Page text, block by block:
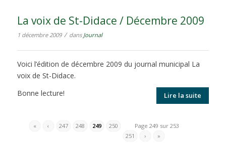
La voix de St-Didace / Décembre 2009
1 décembre 2009 / dans Journal
Voici l’édition de décembre 2009 du journal municipal La
voix de St-Didace.
Bonne lecture!
Lire la suite
Page 249 sur 253
« ‹ 247 248 249
250
251
› »